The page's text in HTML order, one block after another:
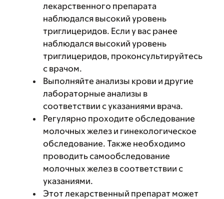
лекарственного препарата
наблюдался высокий уровень
триглицеридов. Если у вас ранее
наблюдался высокий уровень
триглицеридов, проконсультируйтесь
с врачом.
Выполняйте анализы крови и другие
лабораторные анализы в
соответствии с указаниями врача.
Регулярно проходите обследование
молочных желез и гинекологическое
обследование. Также необходимо
проводить самообследование
молочных желез в соответствии с
указаниями.
Этот лекарственный препарат может